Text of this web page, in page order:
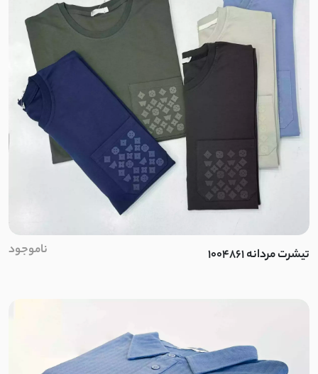
نخ و پنبه برجسته
میکروفایبر
کشی آستردار
پنبه دورس ظریف
گلکسی نخ
کرپ نخ
توری دو لایه
کتان ظریف تابستانی
تیشرت مردانه 1004861 ناموجود